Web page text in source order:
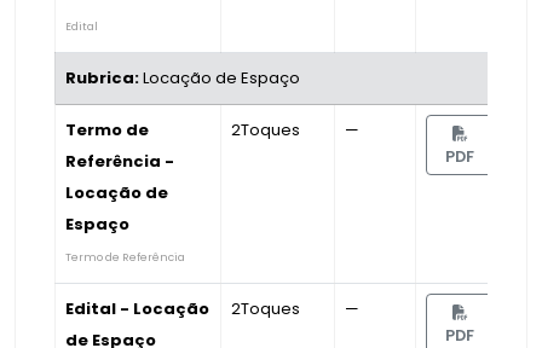
Edital
Rubrica:Locação de Espaço
Termo de
Referência -
Locação de
Espaço
Termo de Referência
2Toques —
PDF
Edital - Locação
de Espaço
2Toques —
PDF